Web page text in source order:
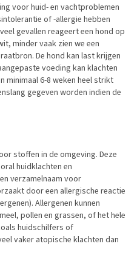
voor huid- en vachtproblemen
of -allergie hebben
gevallen reageert een hond op
minder vaak zien we een
De hond kan last krijgen
voeding kan klachten
minimaal 6-8 weken heel strikt
gegeven worden indien de
stoffen in de omgeving. Deze
huidklachten en
verzamelnaam voor
door een allergische reactie
Allergenen kunnen
pollen en grassen, of het hele
huidschilfers of
vaker atopische klachten dan